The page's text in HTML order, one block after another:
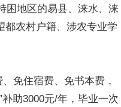
地区的易县、涞水、涞
都农村户籍、涉农专业学
免住宿费、免书本费，
助3000元/年，毕业一次